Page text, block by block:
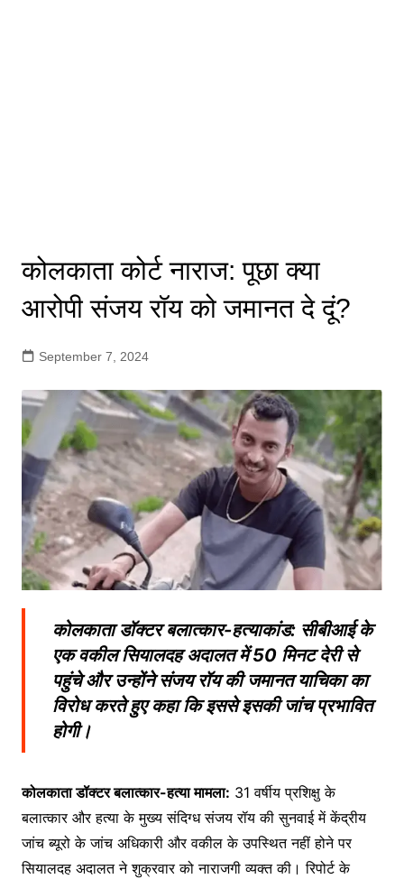
कोलकाता कोर्ट नाराज: पूछा क्या
आरोपी संजय रॉय को जमानत दे दूं?
September 7, 2024
कोलकाता डॉक्टर बलात्कार-हत्याकांड: सीबीआई के
एक वकील सियालदह अदालत में 50 मिनट देरी से
पहुंचे और उन्होंने संजय रॉय की जमानत याचिका का
विरोध करते हुए कहा कि इससे इसकी जांच प्रभावित
होगी।
कोलकाता डॉक्टर बलात्कार-हत्या मामला: 31 वर्षीय प्रशिक्षु के
बलात्कार और हत्या के मुख्य संदिग्ध संजय रॉय की सुनवाई में केंद्रीय
जांच ब्यूरो के जांच अधिकारी और वकील के उपस्थित नहीं होने पर
सियालदह अदालत ने शुक्रवार को नाराजगी व्यक्त की। रिपोर्ट के